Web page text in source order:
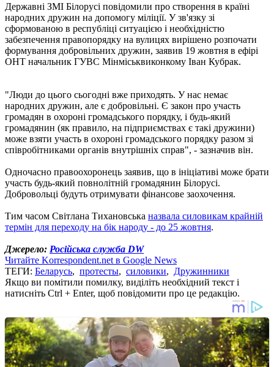
Державні ЗМІ Білорусі повідомили про створення в країні
народних дружин на допомогу міліції. У зв'язку зі
сформованою в республіці ситуацією і необхідністю
забезпечення правопорядку на вулицях вирішено розпочати
формування добровільних дружин, заявив 19 жовтня в ефірі
ОНТ начальник ГУВС Мінміськвиконкому Іван Кубрак.
"Люди до цього сьогодні вже приходять. У нас немає
народних дружин, але є добровільні. Є закон про участь
громадян в охороні громадського порядку, і будь-який
громадянин (як правило, на підприємствах є такі дружини)
може взяти участь в охороні громадського порядку разом зі
співробітниками органів внутрішніх справ", - зазначив він.
Одночасно правоохоронець заявив, що в ініціативі може брати
участь будь-який повнолітній громадянин Білорусі.
Добровольці будуть отримувати фінансове заохочення.
Тим часом Світлана Тихановська назвала силовикам крайній
термін для переходу на бік народу - до 25 жовтня.
Джерело: Російська служба DW
Читайте Korrespondent.net в Google News
ТЕГИ: Беларусь, протесты, силовики, Дружинники
Якщо ви помітили помилку, виділіть необхідний текст і
натисніть Ctrl + Enter, щоб повідомити про це редакцію.